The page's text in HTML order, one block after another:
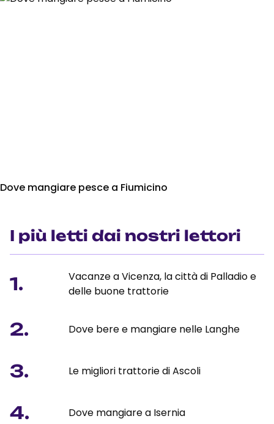
Dove mangiare pesce a Fiumicino
I più letti dai nostri lettori
1.
Vacanze a Vicenza, la città di Palladio e
delle buone trattorie
2. Dove bere e mangiare nelle Langhe
3. Le migliori trattorie di Ascoli
4. Dove mangiare a Isernia